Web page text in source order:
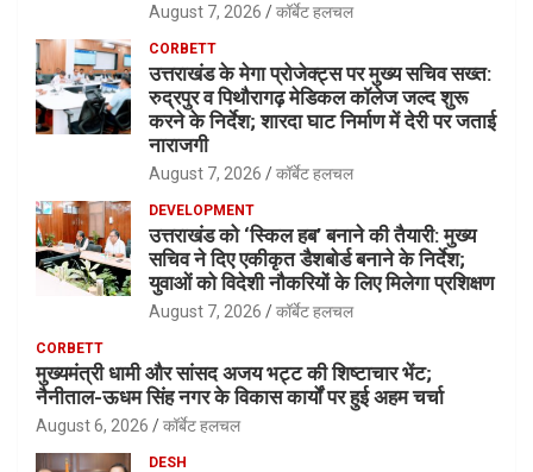
August 7, 2026 कॉर्बेट हलचल
CORBETT
उत्तराखंड के मेगा प्रोजेक्ट्स पर मुख्य सचिव सख्त:
रुद्रपुर व पिथौरागढ़ मेडिकल कॉलेज जल्द शुरू
करने के निर्देश; शारदा घाट निर्माण में देरी पर जताई
नाराजगी
August 7, 2026 कॉर्बेट हलचल
DEVELOPMENT
उत्तराखंड को ‘स्किल हब’ बनाने की तैयारी: मुख्य
सचिव ने दिए एकीकृत डैशबोर्ड बनाने के निर्देश;
युवाओं को विदेशी नौकरियों के लिए मिलेगा प्रशिक्षण
August 7, 2026 कॉर्बेट हलचल
CORBETT
मुख्यमंत्री धामी और सांसद अजय भट्ट की शिष्टाचार भेंट;
नैनीताल-ऊधम सिंह नगर के विकास कार्यों पर हुई अहम चर्चा
August 6, 2026 कॉर्बेट हलचल
DESH